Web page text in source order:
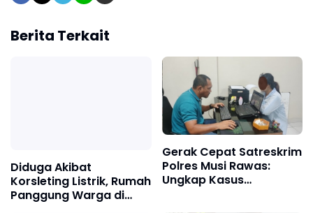
Berita Terkait
Diduga Akibat
Korsleting Listrik, Rumah
Panggung Warga di
Gerak Cepat Satreskrim
Polres Musi Rawas:
Ungkap Kasus